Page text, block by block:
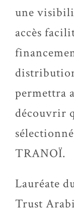
une
accès
permettra
découvrir
TRANOÏ.
Lauréate
Trust